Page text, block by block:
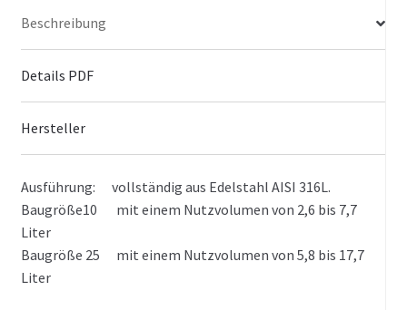
Beschreibung
Details PDF
Hersteller
Ausführung: vollständig aus Edelstahl AISI 316L.
Baugröße10 mit einem Nutzvolumen von 2,6 bis 7,7
Liter
Baugröße 25 mit einem Nutzvolumen von 5,8 bis 17,7
Liter